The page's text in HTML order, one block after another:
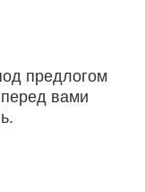
предлогом
перед вами